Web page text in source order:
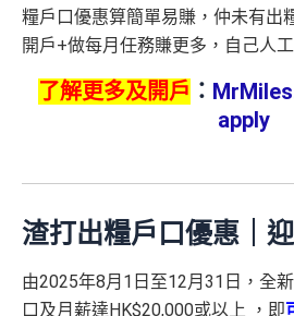
糧戶口優惠算簡單易賺，仲未有出
開戶+做每月任務賺更多，自己人工
了解更多及開戶 ：
apply
渣打出糧戶口優惠｜
由2025年8月1日至12月31日，全
口及月薪達HK$20,000或以上 ，即